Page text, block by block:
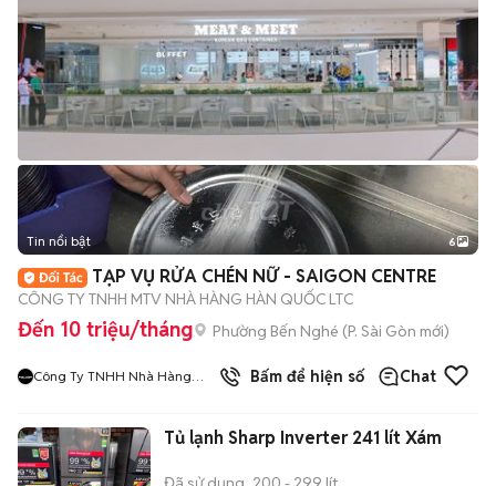
+2
Tin nổi bật 6
TẠP VỤ RỬA CHÉN NỮ - SAIGON CENTRE
CÔNG TY TNHH MTV NHÀ HÀNG HÀN QUỐC LTC
Đến 10 triệu/tháng Phường Bến Nghé (P. Sài Gòn mới)
Công Ty TNHH Nhà Hàng
9đã bán
Bấm để hiện số Chat
Tủ lạnh Sharp Inverter 241 lít Xám